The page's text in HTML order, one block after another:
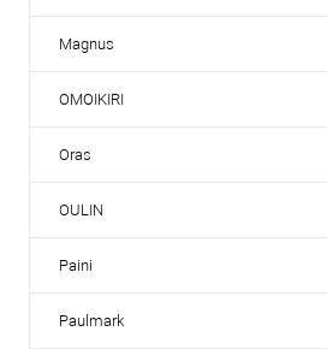
Magnus
OMOIKIRI
Oras
OULIN
Paini
Paulmark